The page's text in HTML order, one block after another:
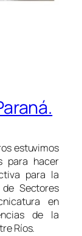
estuvimos
para hacer
para la
Sectores
en
de la
Ríos.